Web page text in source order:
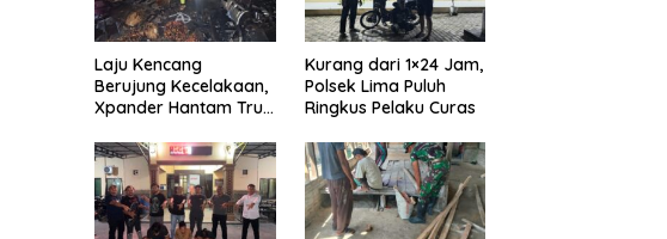
Laju Kencang
Berujung Kecelakaan,
Xpander Hantam Truk
Jalan
Kurang dari 1×24 Jam,
Polsek Lima Puluh
Ringkus Pelaku Curas